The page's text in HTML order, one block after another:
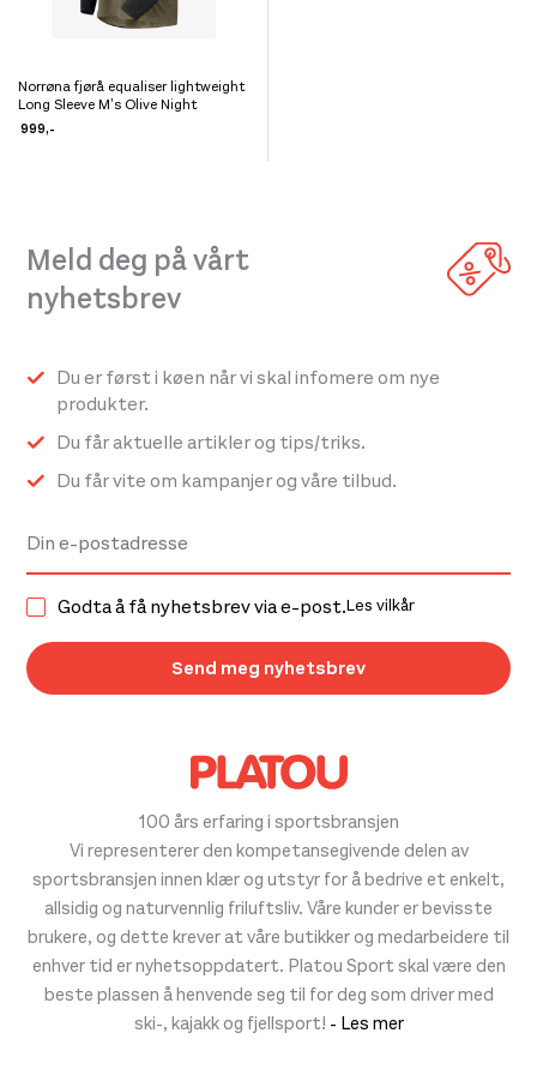
Norrøna fjørå equaliser lightweight
Long Sleeve M’s Olive Night
999,-
Dette
produktet
Alternativene
kan
velges
produktsiden
100 års erfaring i sportsbransjen
Vi representerer den kompetansegivende delen av
sportsbransjen innen klær og utstyr for å bedrive et enkelt,
allsidig og naturvennlig friluftsliv. Våre kunder er bevisste
brukere, og dette krever at våre butikker og medarbeidere til
enhver tid er nyhetsoppdatert. Platou Sport skal være den
beste plassen å henvende seg til for deg som driver med
ski-, kajakk og fjellsport! - Les mer
Meld deg på vårt
nyhetsbrev
Du er først i køen når vi skal infomere om nye
produkter.
Du får aktuelle artikler og tips/triks.
Du får vite om kampanjer og våre tilbud.
Godta å få nyhetsbrev via e-post.Les vilkår